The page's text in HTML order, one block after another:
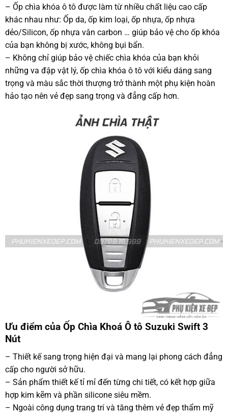
– Ốp chìa khóa ô tô được làm từ nhiều chất liệu cao cấp
khác nhau như: Ốp da, ốp kim loại, ốp nhựa, ốp nhựa
dẻo/Silicon, ốp nhựa vân carbon … giúp bảo vệ cho ốp khóa
của bạn không bị xước, không bụi bẩn.
– Không chỉ giúp bảo vệ chiếc chìa khóa của bạn khỏi
những va đập vật lý, ốp chìa khóa ô tô với kiểu dáng sang
trọng và màu sắc thời thượng trở thành một phụ kiện hoàn
hảo tạo nên vẻ đẹp sang trọng và đẳng cấp hơn.
Ưu điểm của Ốp Chìa Khoá Ô tô Suzuki Swift 3
Nút
– Thiết kế sang trọng hiện đại và mang lại phong cách đẳng
cấp cho người sở hữu.
– Sản phẩm thiết kế tỉ mỉ đến từng chi tiết, có kết hợp giữa
hợp kim kẽm và phần silicone siêu mềm.
– Ngoài công dụng trang trí và tăng thêm vẻ đẹp thẩm mỹ